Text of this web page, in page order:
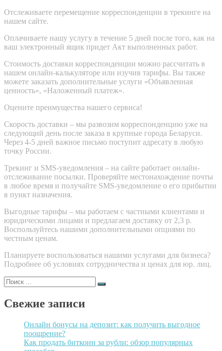
Отслеживаете перемещение корреспонденции в трекинге на
нашем сайте.
Оплачиваете нашу услугу в течение 5 дней после того, как на
ваш электронный ящик придет Акт выполненных работ.
Стоимость доставки корреспонденции можно рассчитать в
нашем онлайн-калькуляторе или изучив тарифы. Вы также
можете заказать дополнительные услуги «Объявленная
ценность», «Наложенный платеж».
Оцените преимущества нашего сервиса!
Скорость доставки – мы развозим корреспонденцию уже на
следующий день после заказа в крупные города Беларуси.
Через 4-5 дней важное письмо поступит адресату в любую
точку России.
Трекинг и SMS-уведомления – на сайте работает онлайн-
отслеживание посылки. Проверяйте местонахождение почты
в любое время и получайте SMS-уведомление о его прибытии
в пункт назначения.
Выгодные тарифы – мы работаем с частными клиентами и
юридическими лицами и предлагаем доставку от 2,3 р.
Воспользуйтесь нашими дополнительными опциями по
честным ценам.
Планируете воспользоваться нашими услугами для бизнеса?
Подробнее об условиях сотрудничества и ценах для юр. лиц.
Поиск
для:
Свежие записи
Онлайн бонусы на депозит: как получить выгодное
поощрение?
Как продать биткоин за рубли: обзор популярных